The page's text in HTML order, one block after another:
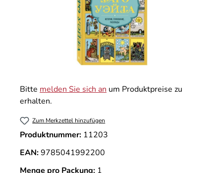
Bitte melden Sie sich an um Produktpreise zu
erhalten.
Zum Merkzettel hinzufügen
Produktnummer: 11203
EAN:9785041992200
Menge pro Packung: 1